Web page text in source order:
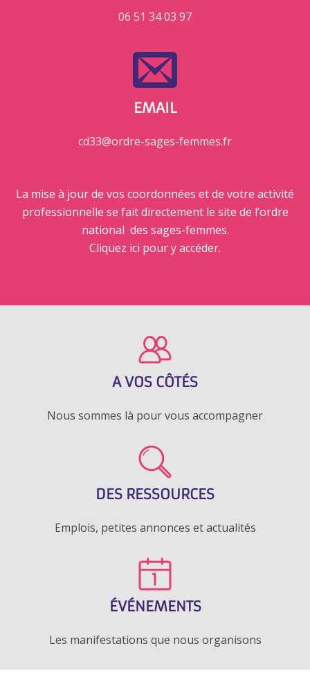
06 51 34 03 97
EMAIL
cd33@ordre-sages-femmes.fr
La mise à jour de vos coordonnées et de votre activité
professionnelle se fait directement le site de l’ordre
national des sages-femmes.
Cliquez ici pour y accéder.
A VOS CÔTÉS
Nous sommes là pour vous accompagner
DES RESSOURCES
Emplois, petites annonces et actualités
ÉVÉNEMENTS
Les manifestations que nous organisons